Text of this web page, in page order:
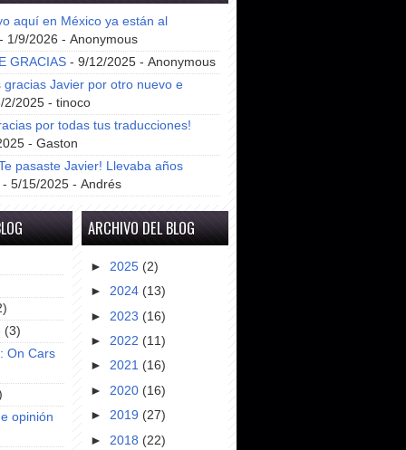
aquí en México ya están al
1/9/2026 - Anonymous
GRACIAS - 9/12/2025 - Anonymous
gracias Javier por otro nuevo e
2025 - tinoco
por todas tus traducciones!
- Gaston
pasaste Javier! Llevaba años
- 5/15/2025 - Andrés
(3)
On Cars
opinión
ARCHIVO DEL BLOG
► 2025 (2)
► 2024 (13)
► 2023 (16)
► 2022 (11)
► 2021 (16)
► 2020 (16)
► 2019 (27)
► 2018 (22)